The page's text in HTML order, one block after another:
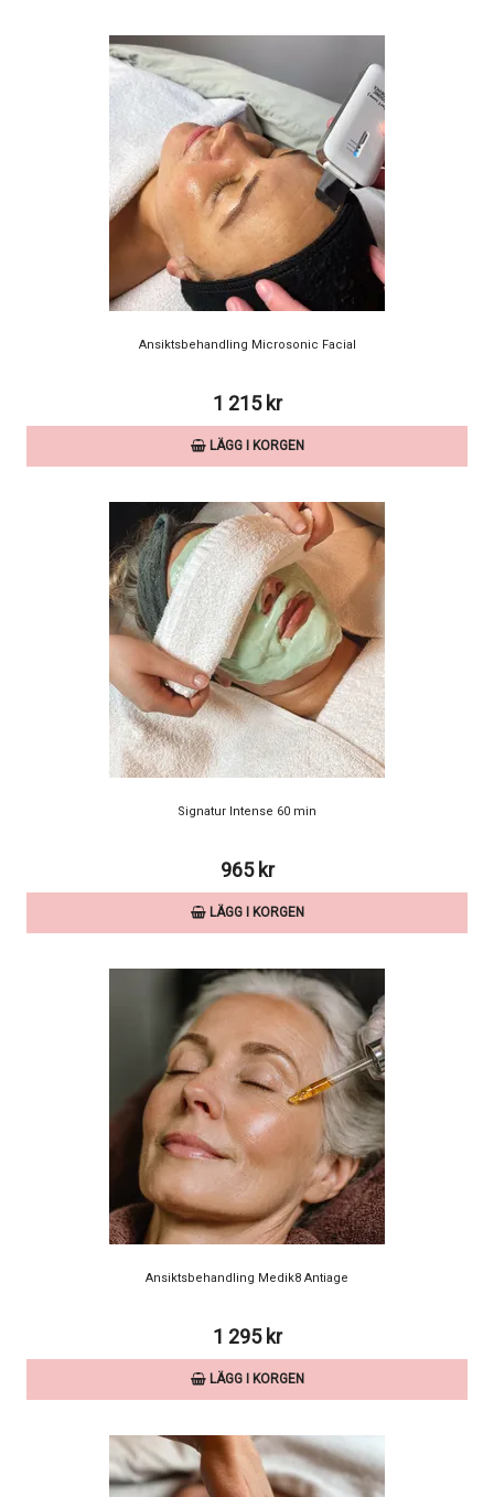
Ansiktsbehandling Microsonic Facial
1 215 kr
LÄGG I KORGEN
Signatur Intense 60 min
965 kr
LÄGG I KORGEN
Ansiktsbehandling Medik8 Antiage
1 295 kr
LÄGG I KORGEN